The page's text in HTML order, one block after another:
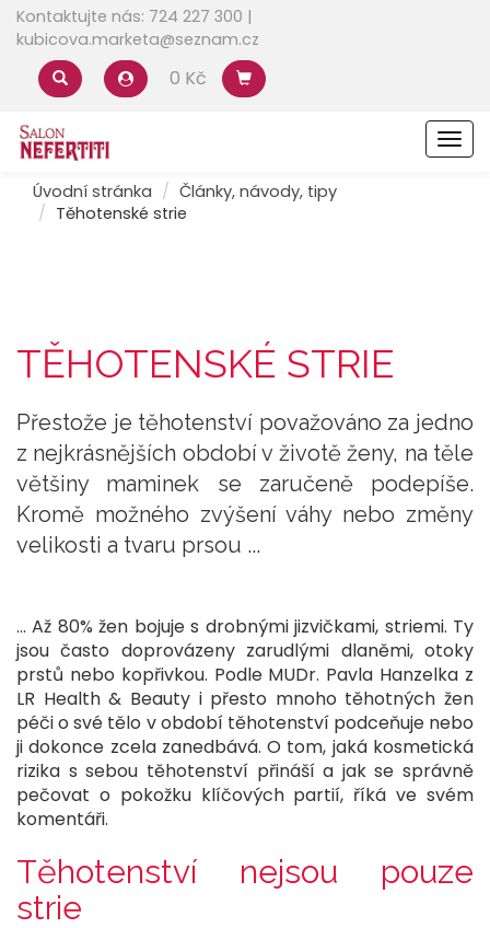
Kontaktujte nás: 724 227 300 |
kubicova.marketa@seznam.cz
0 Kč
Úvodní stránka
Články, návody, tipy
Těhotenské strie
TĚHOTENSKÉ STRIE
Přestože je těhotenství považováno za jedno
z nejkrásnějších období v životě ženy, na těle
většiny maminek se zaručeně podepíše.
Kromě možného zvýšení váhy nebo změny
velikosti a tvaru prsou ...
... Až 80% žen bojuje s drobnými jizvičkami, striemi. Ty
jsou často doprovázeny zarudlými dlaněmi, otoky
prstů nebo kopřivkou. Podle MUDr. Pavla Hanzelka z
LR Health & Beauty i přesto mnoho těhotných žen
péči o své tělo v období těhotenství podceňuje nebo
ji dokonce zcela zanedbává. O tom, jaká kosmetická
rizika s sebou těhotenství přináší a jak se správně
pečovat o pokožku klíčových partií, říká ve svém
komentáři.
Těhotenství nejsou pouze
strie